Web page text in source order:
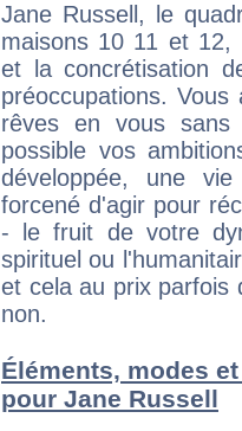
Jane Russell, le
maisons 10 11 et 12,
et la concrétisation
préoccupations.
rêves en vous sans
possible vos
développée, une
forcené d'agir pour
- le fruit de votre
spirituel ou
et cela au prix parfois
non.
Éléments, modes
pour Jane Russell